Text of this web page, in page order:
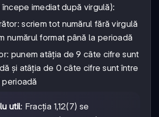
imediat după virgulă):
scriem tot numărul fără virgulă
numărul format până la perioadă
punem atâția de 9 câte cifre sunt
și atâția de 0 câte cifre sunt între
perioadă
util: Fracția 1,12(7) se